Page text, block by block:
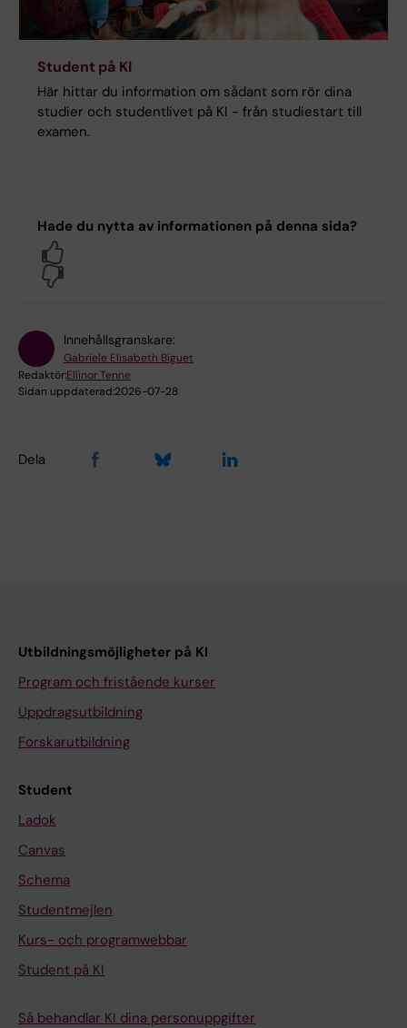
Student på KI
Här hittar du information om sådant som rör dina
studier och studentlivet på KI - från studiestart till
examen.
Hade du nytta av informationen på denna sida?
Innehållsgranskare:
Gabriele Elisabeth Biguet
Redaktör:Ellinor Tenne
Sidan uppdaterad:2026-07-28
Dela
Utbildningsmöjligheter på KI
Program och fristående kurser
Uppdragsutbildning
Forskarutbildning
Student
Ladok
Canvas
Schema
Studentmejlen
Kurs- och programwebbar
Student på KI
Så behandlar KI dina personuppgifter